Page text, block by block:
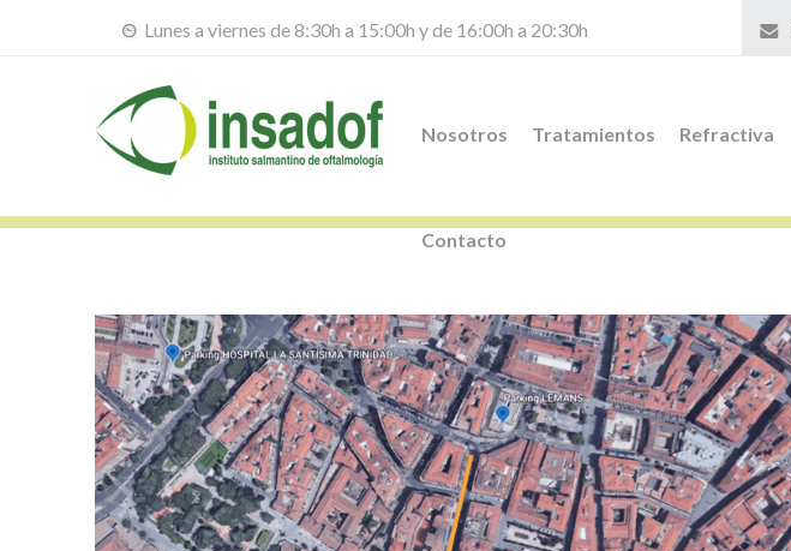
Lunes a viernes de 8:30h a 15:00h y de 16:00h a 20:30h
Nosotros Tratamientos Refractiva
Contacto